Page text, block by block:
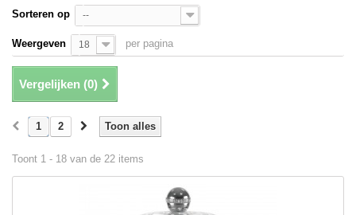
Sorteren op --
Weergeven 18 per pagina
Vergelijken (0)
Toon alles
1 2
Toont 1 - 18 van de 22 items